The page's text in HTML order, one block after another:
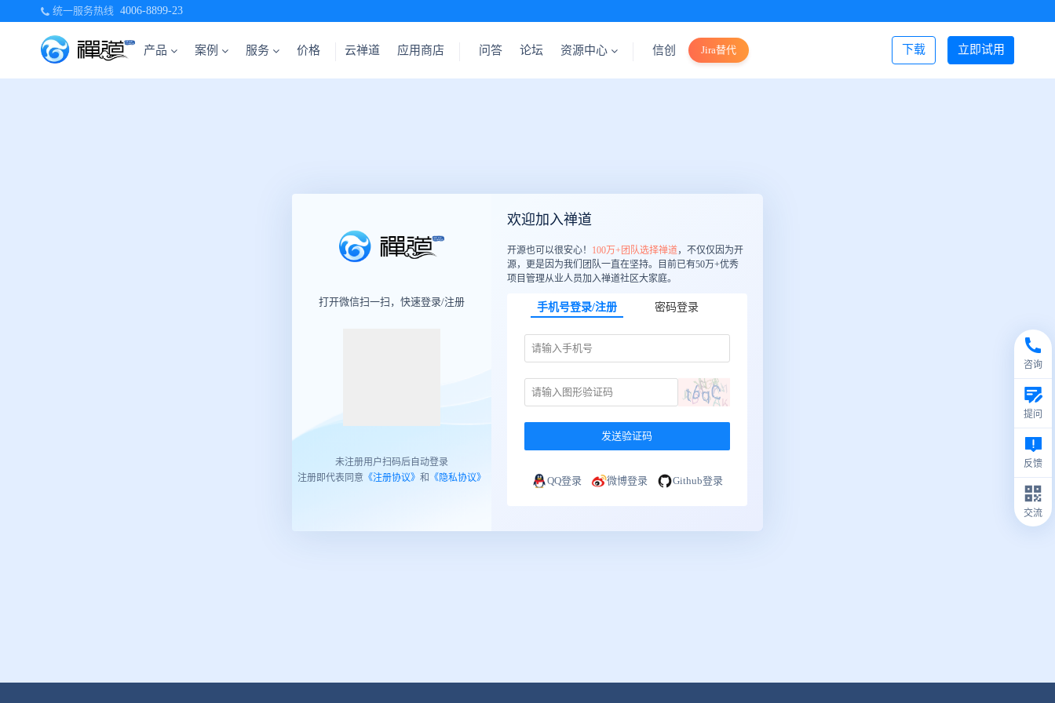
统一服务热线 4006-8899-23
产品 案例 服务 价格 立即试用
下载
云禅道 应用商店 问答 论坛 资源中心 信创 Jira替代 登录/注册
咨询
提问
反馈
交流
打开微信扫一扫，快速登录/注册
未注册用户扫码后自动登录
注册即代表同意 《注册协议》 和 《隐私协议》
欢迎加入禅道
开源也可以很安心！ 100万+团队选择禅道，不仅仅因为开
源，更是因为我们团队一直在坚持。目前已有50万+优秀
项目管理从业人员加入禅道社区大家庭。
手机号登录/注册 密码登录
发送验证码
QQ登录 微博登录 Github登录